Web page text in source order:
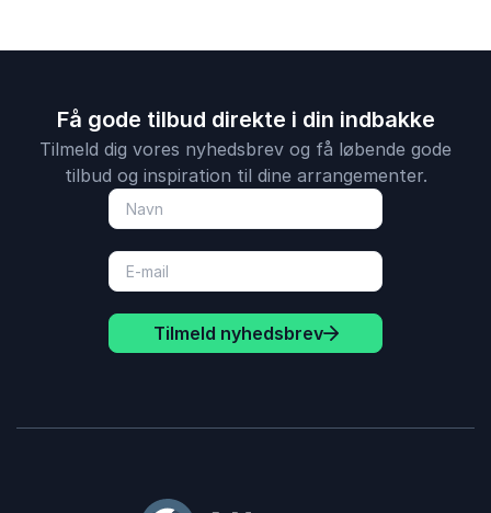
Få gode tilbud direkte i din indbakke
Tilmeld dig vores nyhedsbrev og få løbende gode
tilbud og inspiration til dine arrangementer.
Tilmeld nyhedsbrev